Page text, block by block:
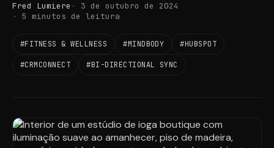
Fred Lumiere
3 de outubro de 2024
5 minutos de leitura
#FITNESS & WELLNESS #MINDBODY #HUBSPOT
#CRMCONNECT #BI-DIRECTIONAL SYNC